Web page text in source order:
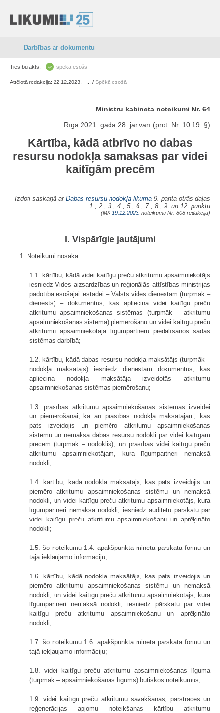
Darbības ar dokumentu
Tiesību akts: spēkā esošs
Attēlotā redakcija: 22.12.2023. - ... / Spēkā esošā
Ministru kabineta noteikumi Nr. 64
Rīgā 2021. gada 28. janvārī (prot. Nr. 10 19. §)
Kārtība, kādā atbrīvo no dabas
resursu nodokļa samaksas par videi
kaitīgām precēm
Izdoti saskaņā ar Dabas resursu nodokļa likuma 9. panta otrās daļas
1., 2., 3., 4., 5., 6., 7., 8., 9. un 12. punktu
(MK 19.12.2023. noteikumu Nr. 808 redakcijā)
I. Vispārīgie jautājumi
1. Noteikumi nosaka:
1.1. kārtību, kādā videi kaitīgu preču atkritumu apsaimniekotājs
iesniedz Vides aizsardzības un reģionālās attīstības ministrijas
padotībā esošajai iestādei – Valsts vides dienestam (turpmāk –
dienests) – dokumentus, kas apliecina videi kaitīgu preču
atkritumu apsaimniekošanas sistēmas (turpmāk – atkritumu
apsaimniekošanas sistēma) piemērošanu un videi kaitīgu preču
atkritumu apsaimniekotāja līgumpartneru piedalīšanos šādas
sistēmas darbībā;
1.2. kārtību, kādā dabas resursu nodokļa maksātājs (turpmāk –
nodokļa maksātājs) iesniedz dienestam dokumentus, kas
apliecina nodokļa maksātāja izveidotās atkritumu
apsaimniekošanas sistēmas piemērošanu;
1.3. prasības atkritumu apsaimniekošanas sistēmas izveidei
un piemērošanai, kā arī prasības nodokļa maksātājam, kas
pats izveidojis un piemēro atkritumu apsaimniekošanas
sistēmu un nemaksā dabas resursu nodokli par videi kaitīgām
precēm (turpmāk – nodoklis), un prasības videi kaitīgu preču
atkritumu apsaimniekotājam, kura līgumpartneri nemaksā
nodokli;
1.4. kārtību, kādā nodokļa maksātājs, kas pats izveidojis un
piemēro atkritumu apsaimniekošanas sistēmu un nemaksā
nodokli, un videi kaitīgu preču atkritumu apsaimniekotājs, kura
līgumpartneri nemaksā nodokli, iesniedz auditētu pārskatu par
videi kaitīgu preču atkritumu apsaimniekošanu un aprēķināto
nodokli;
1.5. šo noteikumu 1.4. apakšpunktā minētā pārskata formu un
tajā iekļaujamo informāciju;
1.6. kārtību, kādā nodokļa maksātājs, kas pats izveidojis un
piemēro atkritumu apsaimniekošanas sistēmu un nemaksā
nodokli, un videi kaitīgu preču atkritumu apsaimniekotājs, kura
līgumpartneri nemaksā nodokli, iesniedz pārskatu par videi
kaitīgu preču atkritumu apsaimniekošanu un aprēķināto
nodokli;
1.7. šo noteikumu 1.6. apakšpunktā minētā pārskata formu un
tajā iekļaujamo informāciju;
1.8. videi kaitīgu preču atkritumu apsaimniekošanas līguma
(turpmāk – apsaimniekošanas līgums) būtiskos noteikumus;
1.9. videi kaitīgu preču atkritumu savākšanas, pārstrādes un
reģenerācijas apjomu noteikšanas kārtību atkritumu